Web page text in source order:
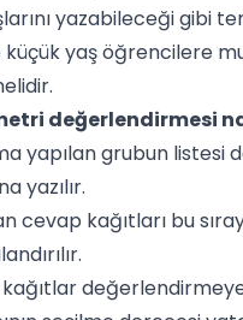
yazabileceği gibi
küçük yaş öğrencilere
değerlendirmesi
yapılan grubun listesi
yazılır.
cevap kağıtları bu
değerlendirmeye